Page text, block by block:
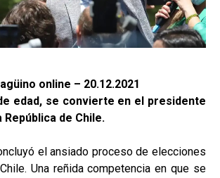
online – 20.12.2021
edad, se convierte en el presidente
República de Chile.
el ansiado proceso de elecciones
Una reñida competencia en que se